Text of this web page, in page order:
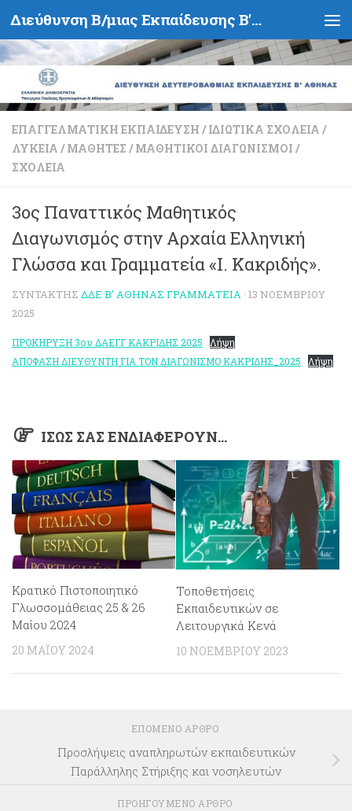
Skip to content Διεύθυνση Β/μιας Εκπαίδευσης Β' Αθήνας - Υπουργείο Παιδείας, Θρησκευμάτων και Αθλητισμού- Ελληνική Δημοκρατία
ΕΠΑΓΓΕΛΜΑΤΙΚΉ ΕΚΠΑΊΔΕΥΣΗ / ΙΔΙΩΤΙΚΆ ΣΧΟΛΕΊΑ /
ΛΎΚΕΙΑ / ΜΑΘΗΤΈΣ / ΜΑΘΗΤΙΚΟΊ ΔΙΑΓΩΝΙΣΜΟΊ /
ΣΧΟΛΕΊΑ
3ος Παναττικός Μαθητικός
Διαγωνισμός στην Αρχαία Ελληνική
Γλώσσα και Γραμματεία «Ι. Κακριδής».
ΣΥΝΤΆΚΤΗΣ ΔΔΕ Β' ΑΘΉΝΑΣ ΓΡΑΜΜΑΤΕΊΑ · 13 ΝΟΕΜΒΡΊΟΥ
2025
ΠΡΟΚΗΡΥΞΗ 3ου ΔΑΕΓΓ ΚΑΚΡΙΔΗΣ 2025
Λήψη
ΑΠΟΦΑΣΗ ΔΙΕΥΘΥΝΤΗ ΓΙΑ ΤΟΝ ΔΙΑΓΩΝΙΣΜΟ ΚΑΚΡΙΔΗΣ_2025
Λήψη
ΊΣΩΣ ΣΑΣ ΕΝΔΙΑΦΈΡΟΥΝ…
Κρατικό Πιστοποιητικό
Γλωσσομάθειας 25 & 26
Μαΐου 2024
20 ΜΑΪ́ΟΥ 2024
Τοποθετήσεις
Εκπαιδευτικών σε
Λειτουργικά Κενά
10 ΝΟΕΜΒΡΊΟΥ 2023
ΕΠΌΜΕΝΟ ΆΡΘΡΟ
Προσλήψεις αναπληρωτών εκπαιδευτικών
Παράλληλης Στήριξης και νοσηλευτών
ΠΡΟΗΓΟΎΜΕΝΟ ΆΡΘΡΟ